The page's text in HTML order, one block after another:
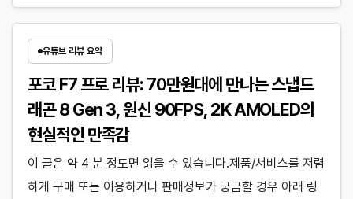
유튜브 리뷰 요약
포코 F7 프로 리뷰: 70만원대에 만나는 스냅드
래곤 8 Gen 3, 원신 90FPS, 2K AMOLED의
현실적인 만족감
이 글은 약 4 분 정도면 읽을 수 있습니다.제품/서비스를 저렴
하게 구매 또는 이용하거나 판매정보가 궁금할 경우 아래 링